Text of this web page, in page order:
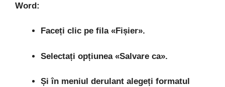
Word:
Faceți clic pe fila «Fișier».
Selectați opțiunea «Salvare ca».
Și în meniul derulant alegeți formatul